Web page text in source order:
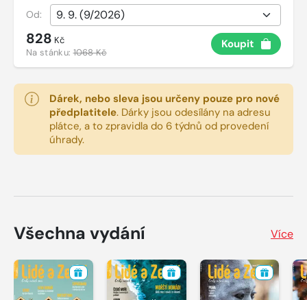
Od:
828 Kč
Na stánku:1068 Kč
Koupit
Dárek, nebo sleva jsou určeny pouze pro nové
předplatitele. Dárky jsou odesílány na adresu
plátce, a to zpravidla do 6 týdnů od provedení
úhrady.
Všechna vydání Více